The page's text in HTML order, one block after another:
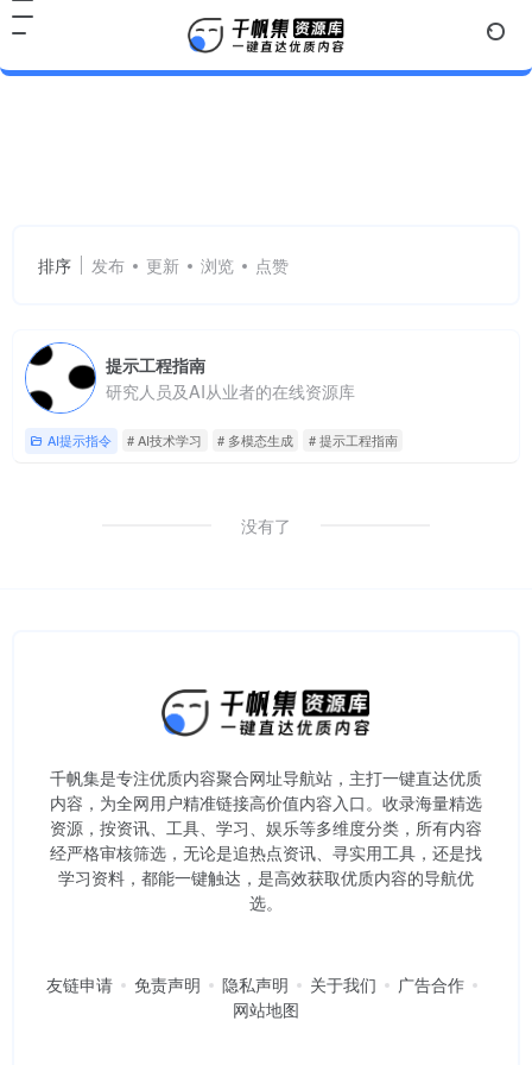
排序 发布 更新 浏览 点赞
提示工程指南
研究人员及AI从业者的在线资源库
AI提示指令 # AI技术学习 # 多模态生成 # 提示工程指南
没有了
千帆集是专注优质内容聚合网址导航站，主打一键直达优质
内容，为全网用户精准链接高价值内容入口。​收录海量精选
资源，按资讯、工具、学习、娱乐等多维度分类，所有内容
经严格审核筛选，无论是追热点资讯、寻实用工具，还是找
学习资料，都能一键触达，是高效获取优质内容的导航优
选。
友链申请 免责声明 隐私声明 关于我们
广告合作
网站地图